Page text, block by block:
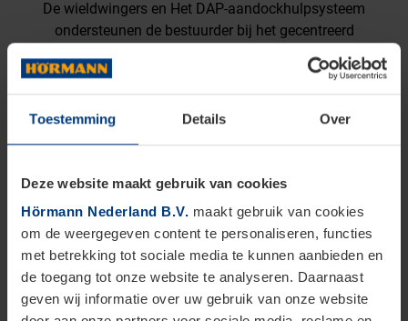
Toestemming Details Over
Deze website maakt gebruik van cookies
Hörmann Nederland B.V. maakt gebruik van cookies
om de weergegeven content te personaliseren, functies
met betrekking tot sociale media te kunnen aanbieden en
de toegang tot onze website te analyseren. Daarnaast
geven wij informatie over uw gebruik van onze website
2. Betrouwbaar afdichten